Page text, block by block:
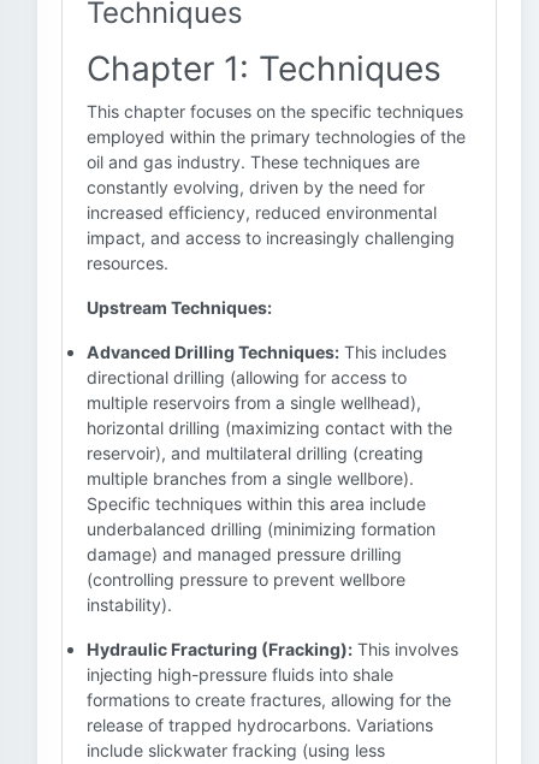
Techniques
Chapter 1: Techniques
This chapter focuses on the specific techniques
employed within the primary technologies of the
oil and gas industry. These techniques are
constantly evolving, driven by the need for
increased efficiency, reduced environmental
impact, and access to increasingly challenging
resources.
Upstream Techniques:
Advanced Drilling Techniques: This includes
directional drilling (allowing for access to
multiple reservoirs from a single wellhead),
horizontal drilling (maximizing contact with the
reservoir), and multilateral drilling (creating
multiple branches from a single wellbore).
Specific techniques within this area include
underbalanced drilling (minimizing formation
damage) and managed pressure drilling
(controlling pressure to prevent wellbore
instability).
Hydraulic Fracturing (Fracking): This involves
injecting high-pressure fluids into shale
formations to create fractures, allowing for the
release of trapped hydrocarbons. Variations
include slickwater fracking (using less